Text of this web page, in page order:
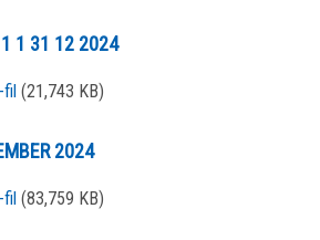
1 1 31 12 2024
fil (21,743 KB)
2024
fil (83,759 KB)